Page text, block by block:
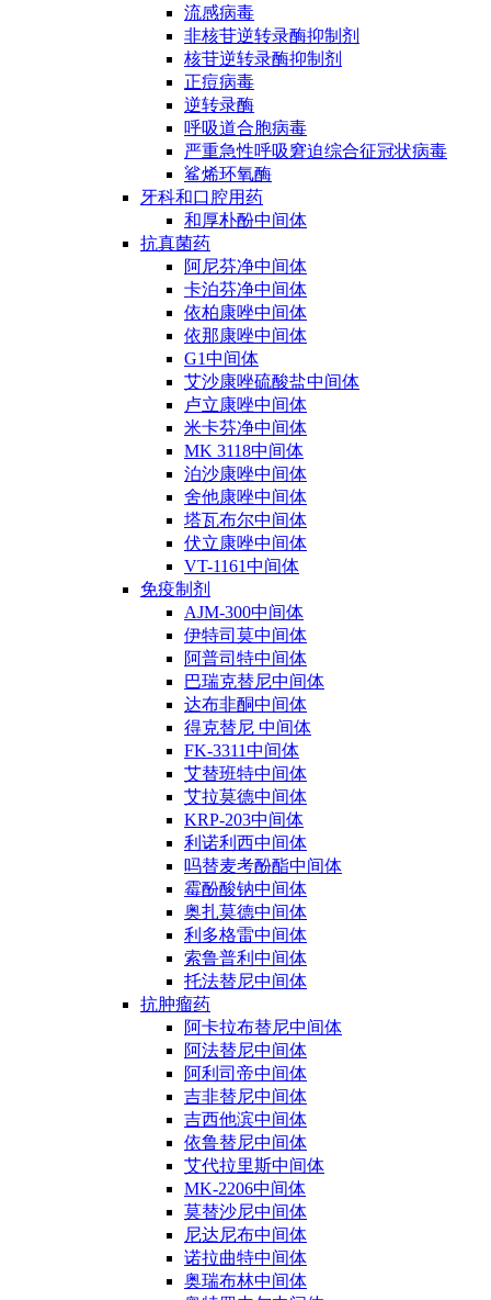
流感病毒
非核苷逆转录酶抑制剂
核苷逆转录酶抑制剂
正痘病毒
逆转录酶
呼吸道合胞病毒
严重急性呼吸窘迫综合征冠状病毒
鲨烯环氧酶
牙科和口腔用药
和厚朴酚中间体
抗真菌药
阿尼芬净中间体
卡泊芬净中间体
依柏康唑中间体
依那康唑中间体
G1中间体
艾沙康唑硫酸盐中间体
卢立康唑中间体
米卡芬净中间体
MK 3118中间体
泊沙康唑中间体
舍他康唑中间体
塔瓦布尔中间体
伏立康唑中间体
VT-1161中间体
免疫制剂
AJM-300中间体
伊特司莫中间体
阿普司特中间体
巴瑞克替尼中间体
达布非酮中间体
得克替尼 中间体
FK-3311中间体
艾替班特中间体
艾拉莫德中间体
KRP-203中间体
利诺利西中间体
吗替麦考酚酯中间体
霉酚酸钠中间体
奥扎莫德中间体
利多格雷中间体
索鲁普利中间体
托法替尼中间体
抗肿瘤药
阿卡拉布替尼中间体
阿法替尼中间体
阿利司帝中间体
吉非替尼中间体
吉西他滨中间体
依鲁替尼中间体
艾代拉里斯中间体
MK-2206中间体
莫替沙尼中间体
尼达尼布中间体
诺拉曲特中间体
奥瑞布林中间体